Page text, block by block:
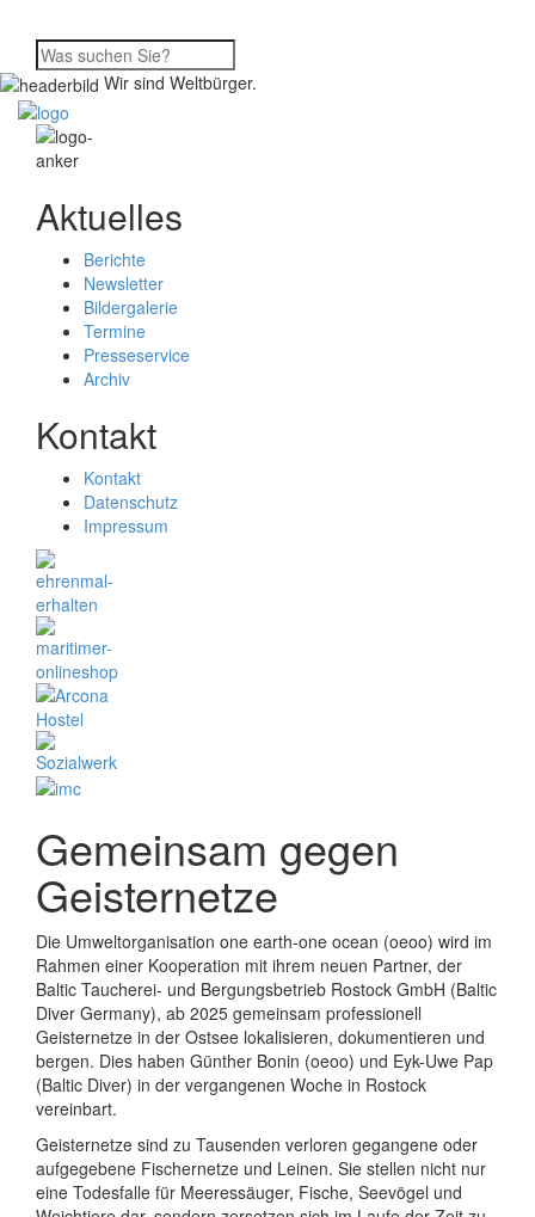
Wir sind Weltbürger.
Aktuelles
Berichte
Newsletter
Bildergalerie
Termine
Presseservice
Archiv
Kontakt
Kontakt
Datenschutz
Impressum
Gemeinsam gegen
Geisternetze
Die Umweltorganisation one earth-one ocean (oeoo) wird im
Rahmen einer Kooperation mit ihrem neuen Partner, der
Baltic Taucherei- und Bergungsbetrieb Rostock GmbH (Baltic
Diver Germany), ab 2025 gemeinsam professionell
Geisternetze in der Ostsee lokalisieren, dokumentieren und
bergen. Dies haben Günther Bonin (oeoo) und Eyk-Uwe Pap
(Baltic Diver) in der vergangenen Woche in Rostock
vereinbart.
Geisternetze sind zu Tausenden verloren gegangene oder
aufgegebene Fischernetze und Leinen. Sie stellen nicht nur
eine Todesfalle für Meeressäuger, Fische, Seevögel und